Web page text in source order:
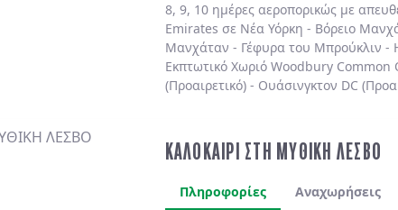
8, 9, 10 ημέρες αεροπορικώς με
Emirates σε Νέα Υόρκη - Βόρειο
Μανχάταν - Γέφυρα του Μπρούκλιν -
Εκπτωτικό Χωριό Woodbury Common
(Προαιρετικό)- Ουάσινγκτον DC
BY HILTON NEW YORK TIMES SQUARE
SHELBURNE SONESTA 4*χωρίς πρωινό.
ΚΑΛΟΚΑΙΡΙ ΣΤΗ ΜΥΘΙΚΗ ΛΕΣΒΟ
Πληροφορίες Αναχωρήσεις